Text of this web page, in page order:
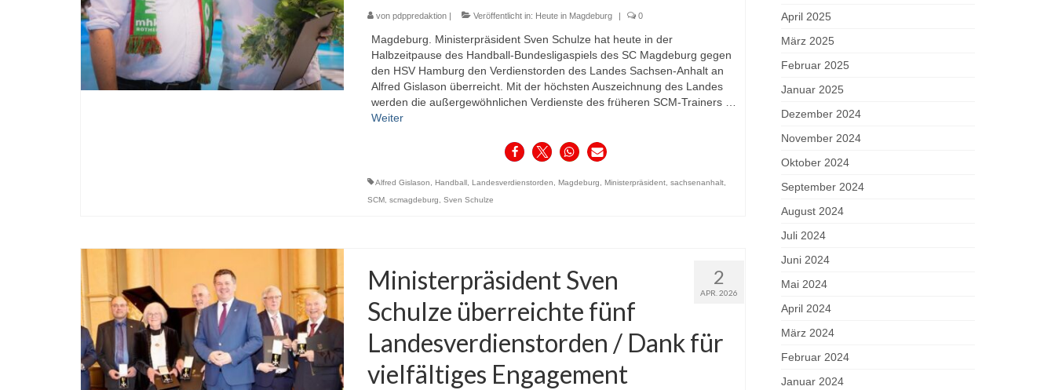
von pdppredaktion| Veröffentlicht in: Heute in Magdeburg | 0
Magdeburg. Ministerpräsident Sven Schulze hat heute in der
Halbzeitpause des Handball-Bundesligaspiels des SC Magdeburg gegen
den HSV Hamburg den Verdienstorden des Landes Sachsen-Anhalt an
Alfred Gislason überreicht. Mit der höchsten Auszeichnung des Landes
werden die außergewöhnlichen Verdienste des früheren SCM-Trainers …
Weiter
Alfred Gislason Handball, Landesverdienstorden Magdeburg Ministerpräsident, sachsenanhalt,
SCM, scmagdeburg Sven Schulze
2
APR. 2026
Ministerpräsident Sven
Schulze überreichte fünf
Landesverdienstorden / Dank für
vielfältiges Engagement
April 2025
März 2025
Februar 2025
Januar 2025
Dezember 2024
November 2024
Oktober 2024
September 2024
August 2024
Juli 2024
Juni 2024
Mai 2024
April 2024
März 2024
Februar 2024
Januar 2024